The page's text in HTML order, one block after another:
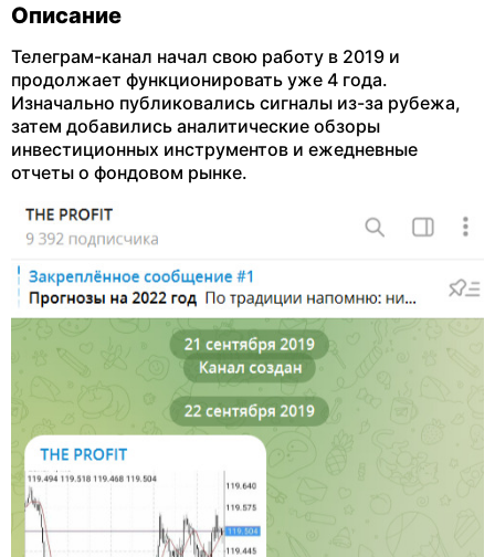
Описание
Телеграм-канал начал свою работу в 2019 и
продолжает функционировать уже 4 года.
Изначально публиковались сигналы из-за рубежа,
затем добавились аналитические обзоры
инвестиционных инструментов и ежедневные
отчеты о фондовом рынке.